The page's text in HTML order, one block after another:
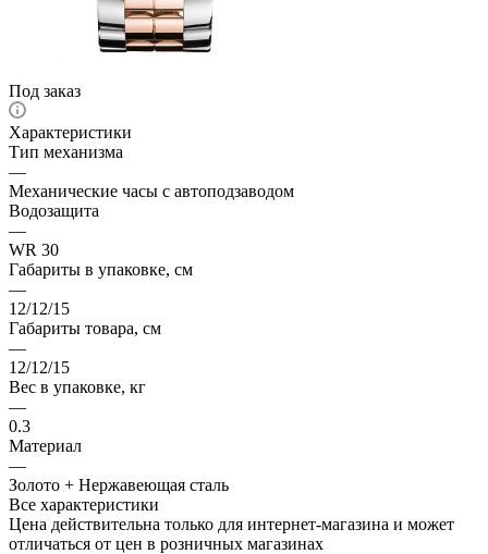
Под заказ
Характеристики
Тип механизма
—
Механические часы с автоподзаводом
Водозащита
—
WR 30
Габариты в упаковке, см
—
12/12/15
Габариты товара, см
—
12/12/15
Вес в упаковке, кг
—
0.3
Материал
—
Золото + Нержавеющая сталь
Все характеристики
Цена действительна только для интернет-магазина и может
отличаться от цен в розничных магазинах